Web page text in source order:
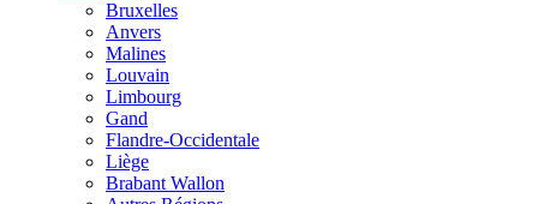
Bruxelles
Anvers
Malines
Louvain
Limbourg
Gand
Flandre-Occidentale
Liège
Brabant Wallon